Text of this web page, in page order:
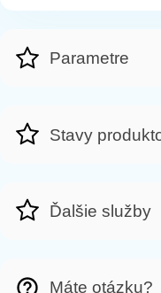
Parametre
Stavy
Ďalšie služby
Máte otázku?